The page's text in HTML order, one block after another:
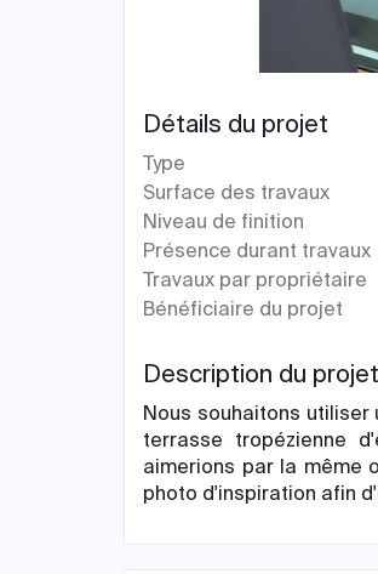
Détails du projet
Type
Surface des travaux
Niveau de finition
Présence durant travaux
Travaux par propriétaire
Bénéficiaire du projet
Description du projet
Nous souhaitons utiliser
terrasse tropézienne
aimerions par la même
photo d'inspiration afin